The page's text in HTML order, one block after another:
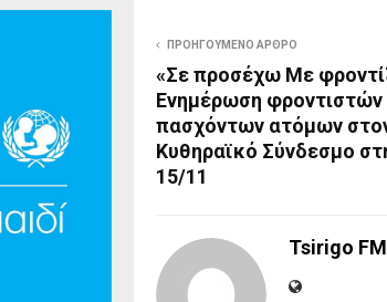
ΠΡΟΗΓΟΥΜΕΝΟ ΑΡΘΡΟ
«Σε προσέχω Με
Ενημέρωση φροντιστών
πασχόντων ατόμων
Κυθηραϊκό Σύνδεσμο
15/11
Tsirigo FM